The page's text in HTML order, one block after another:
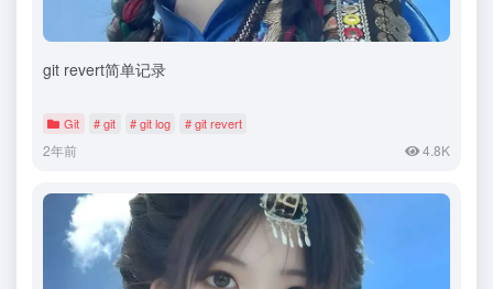
git revert简单记录
Git # git # git log # git revert
2年前 4.8K